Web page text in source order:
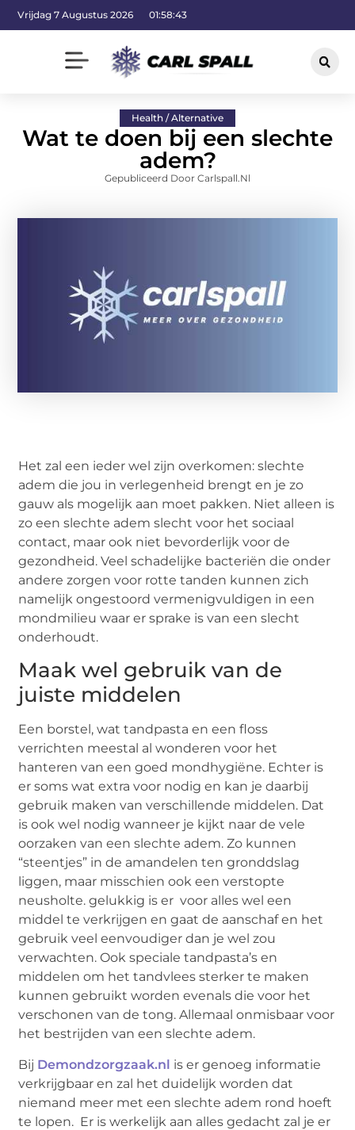
Vrijdag 7 Augustus 2026 01:58:44
Health / Alternative
Wat te doen bij een slechte
adem?
Gepubliceerd Door Carlspall.nl
Het zal een ieder wel zijn overkomen: slechte
adem die jou in verlegenheid brengt en je zo
gauw als mogelijk aan moet pakken. Niet alleen is
zo een slechte adem slecht voor het sociaal
contact, maar ook niet bevorderlijk voor de
gezondheid. Veel schadelijke bacteriën die onder
andere zorgen voor rotte tanden kunnen zich
namelijk ongestoord vermenigvuldigen in een
mondmilieu waar er sprake is van een slecht
onderhoudt.
Maak wel gebruik van de
juiste middelen
Een borstel, wat tandpasta en een floss
verrichten meestal al wonderen voor het
hanteren van een goed mondhygiëne. Echter is
er soms wat extra voor nodig en kan je daarbij
gebruik maken van verschillende middelen. Dat
is ook wel nodig wanneer je kijkt naar de vele
oorzaken van een slechte adem. Zo kunnen
“steentjes” in de amandelen ten gronddslag
liggen, maar misschien ook een verstopte
neusholte. gelukkig is er voor alles wel een
middel te verkrijgen en gaat de aanschaf en het
gebruik veel eenvoudiger dan je wel zou
verwachten. Ook speciale tandpasta’s en
middelen om het tandvlees sterker te maken
kunnen gebruikt worden evenals die voor het
verschonen van de tong. Allemaal onmisbaar voor
het bestrijden van een slechte adem.
Bij Demondzorgzaak.nl is er genoeg informatie
verkrijgbaar en zal het duidelijk worden dat
niemand meer met een slechte adem rond hoeft
te lopen. Er is werkelijk aan alles gedacht zal je er